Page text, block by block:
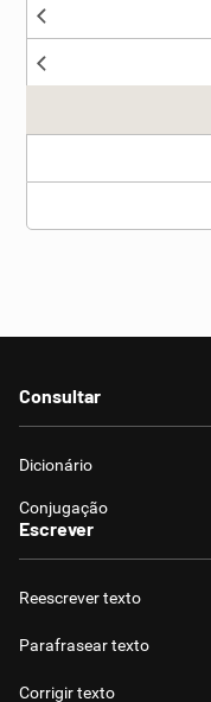
Consultar
Dicionário
Conjugação
Escrever
Reescrever texto
Parafrasear texto
Corrigir texto